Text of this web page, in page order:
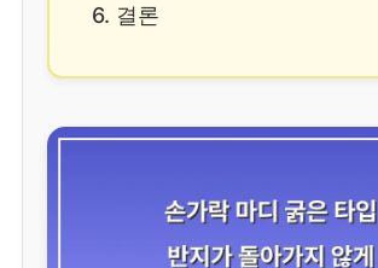
6. 결론